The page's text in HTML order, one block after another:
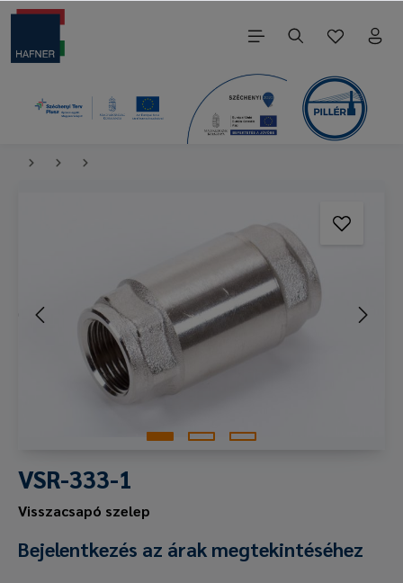
VSR-333-1
Visszacsapó szelep
Bejelentkezés az árak megtekintéséhez